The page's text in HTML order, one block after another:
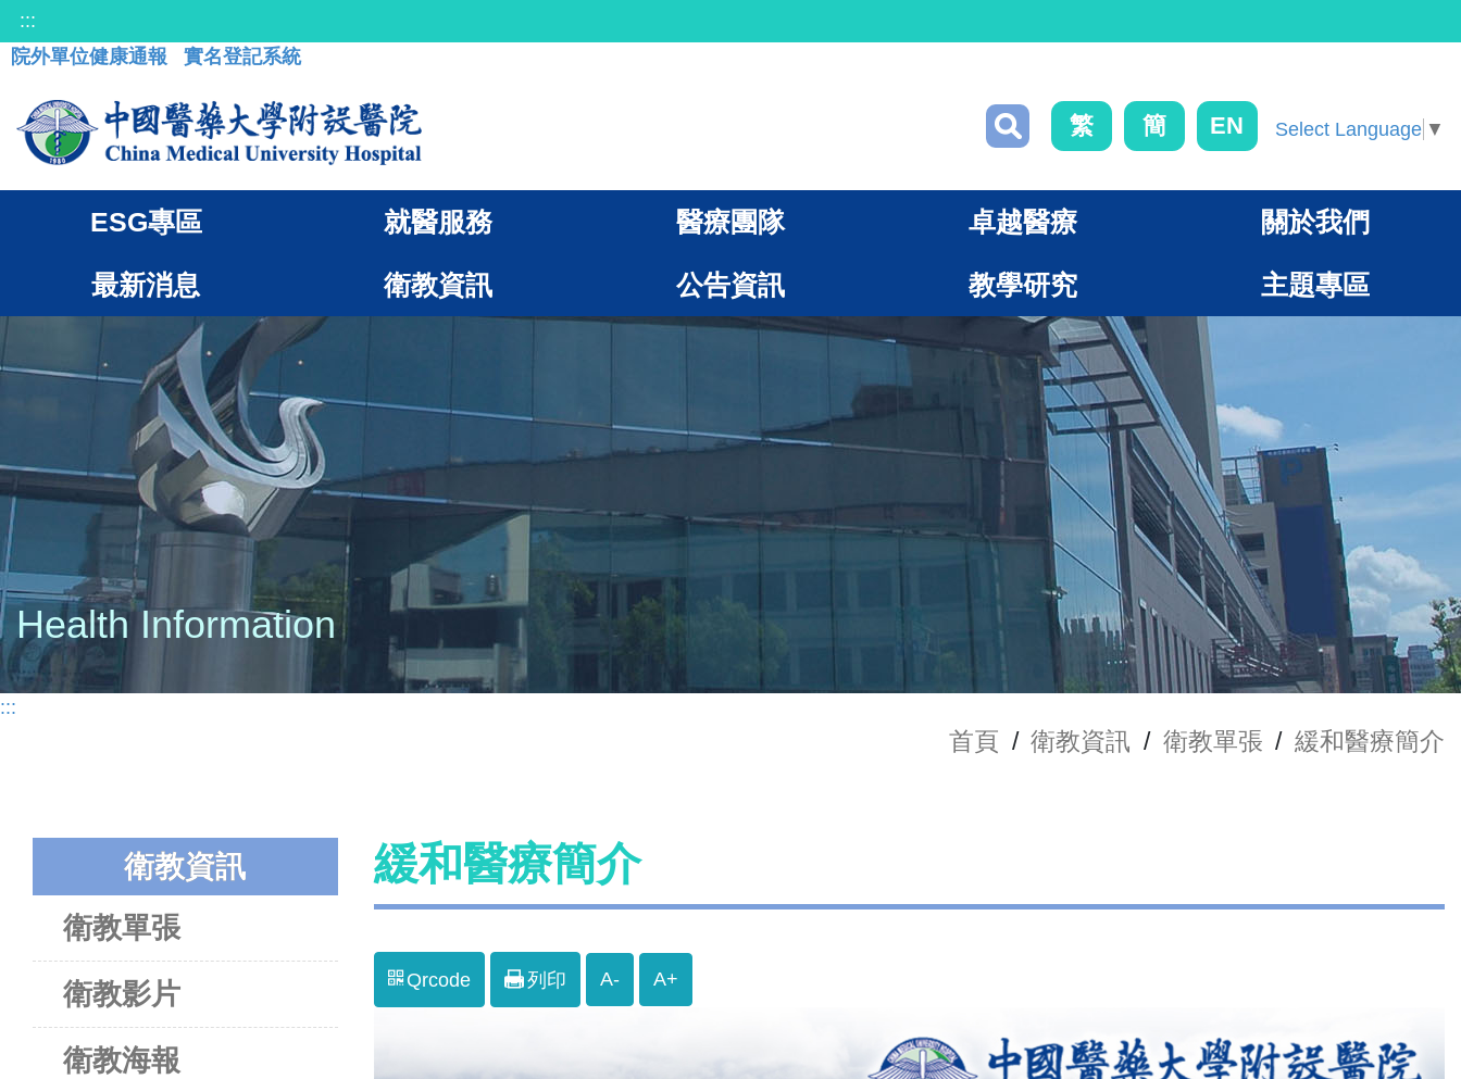
:::
院外單位健康通報
實名登記系統
繁 簡 EN Select Language ▼
ESG專區 就醫服務 醫療團隊 卓越醫療 關於我們
最新消息 衛教資訊 公告資訊 教學研究 主題專區
Health Information
:::
首頁 / 衛教資訊 / 衛教單張 / 緩和醫療簡介
衛教資訊
衛教單張
衛教影片
衛教海報
緩和醫療簡介
Qrcode 列印 A- A+